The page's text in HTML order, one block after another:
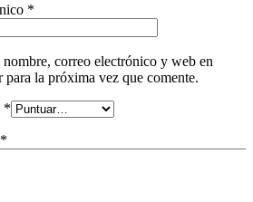
*
correo electrónico y web en
para la próxima vez que comente.
*
*